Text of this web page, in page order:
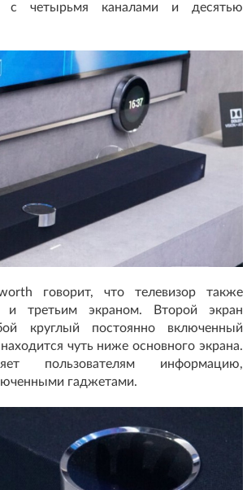
с четырьмя каналами и десятью
говорит, что телевизор также
третьим экраном. Второй экран
круглый постоянно включенный
чуть ниже основного экрана.
пользователям информацию,
гаджетами.